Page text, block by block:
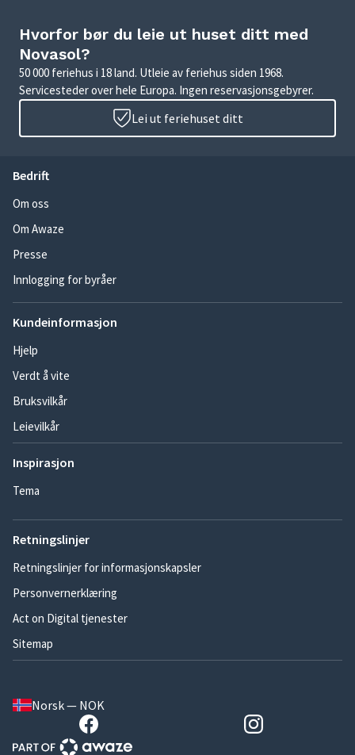
Hvorfor bør du leie ut huset ditt med
Novasol?
50 000 feriehus i 18 land. Utleie av feriehus siden 1968.
Servicesteder over hele Europa. Ingen reservasjonsgebyrer.
Lei ut feriehuset ditt
Bedrift
Om oss
Om Awaze
Presse
Innlogging for byråer
Kundeinformasjon
Hjelp
Verdt å vite
Bruksvilkår
Leievilkår
Inspirasjon
Tema
Retningslinjer
Retningslinjer for informasjonskapsler
Personvernerklæring
Act on Digital tjenester
Sitemap
Norsk — NOK